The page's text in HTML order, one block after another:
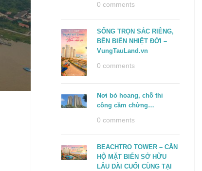
0 comments
SỐNG TRỌN SẮC RIÊNG,
BÊN BIỂN NHIỆT ĐỚI –
VungTauLand.vn
0 comments
Nơi bỏ hoang, chỗ thi
công cầm chừng…
0 comments
BEACHTRO TOWER – CĂN
HỘ MẶT BIỂN SỞ HỮU
LÂU DÀI CUỐI CÙNG TẠI